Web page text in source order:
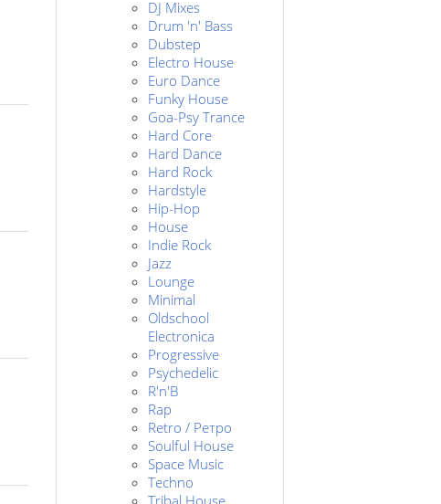
DJ Mixes
Drum 'n' Bass
Dubstep
Electro House
Euro Dance
Funky House
Goa-Psy Trance
Hard Core
Hard Dance
Hard Rock
Hardstyle
Hip-Hop
House
Indie Rock
Jazz
Lounge
Minimal
Oldschool
Electronica
Progressive
Psychedelic
R'n'B
Rap
Retro / Ретро
Soulful House
Space Music
Techno
Tribal House